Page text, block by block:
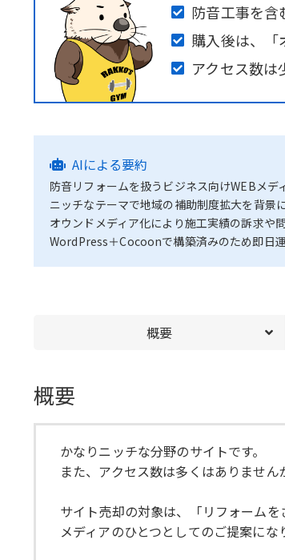
防音工事を含
購入後は、「
アクセス数は
AIによる要約
防音リフォームを扱うビジネス向けWEBメデ
ニッチなテーマで地域の補助制度拡大を背景
オウンドメディア化により施工実績の訴求や
WordPress＋Cocoonで構築済みのため即日運
概要
概要
かなりニッチな分野のサイトです。
また、アクセス数は多くはありません
サイト売却の対象は、「リフォーム
メディアのひとつとしてのご提案にな